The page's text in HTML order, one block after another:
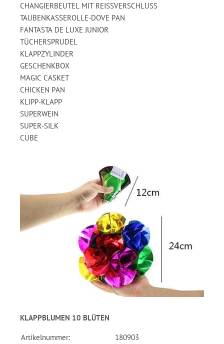
CHANGIERBEUTEL MIT REISSVERSCHLUSS
TAUBENKASSEROLLE-DOVE PAN
FANTASTA DE LUXE JUNIOR
TÜCHERSPRUDEL
KLAPPZYLINDER
GESCHENKBOX
MAGIC CASKET
CHICKEN PAN
KLIPP-KLAPP
SUPERWEIN
SUPER-SILK
CUBE
KLAPPBLUMEN 10 BLÜTEN
Artikelnummer: 180903